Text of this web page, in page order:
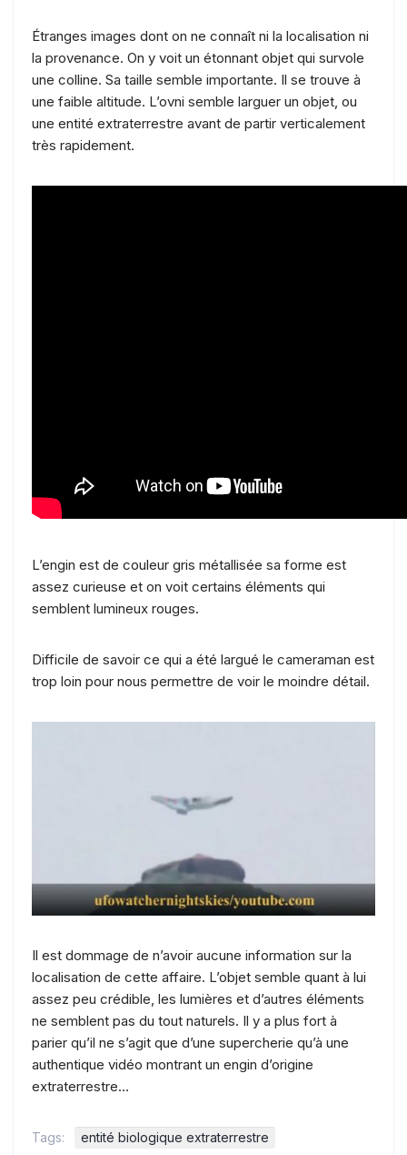
Étranges images dont on ne connaît ni la localisation ni
la provenance. On y voit un étonnant objet qui survole
une colline. Sa taille semble importante. Il se trouve à
une faible altitude. L’ovni semble larguer un objet, ou
une entité extraterrestre avant de partir verticalement
très rapidement.
L’engin est de couleur gris métallisée sa forme est
assez curieuse et on voit certains éléments qui
semblent lumineux rouges.
Difficile de savoir ce qui a été largué le cameraman est
trop loin pour nous permettre de voir le moindre détail.
Il est dommage de n’avoir aucune information sur la
localisation de cette affaire. L’objet semble quant à lui
assez peu crédible, les lumières et d’autres éléments
ne semblent pas du tout naturels. Il y a plus fort à
parier qu’il ne s’agit que d’une supercherie qu’à une
authentique vidéo montrant un engin d’origine
extraterrestre…
Tags: entité biologique extraterrestre